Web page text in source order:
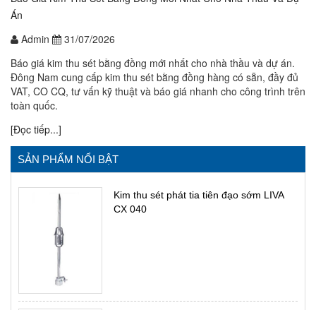
Án
Admin
31/07/2026
Báo giá kim thu sét bằng đồng mới nhất cho nhà thầu và dự án.
Đông Nam cung cấp kim thu sét bằng đồng hàng có sẵn, đầy đủ
VAT, CO CQ, tư vấn kỹ thuật và báo giá nhanh cho công trình trên
toàn quốc.
[Đọc tiếp...]
SẢN PHẨM NỔI BẬT
Kim thu sét phát tia tiên đạo sớm LIVA
CX 040